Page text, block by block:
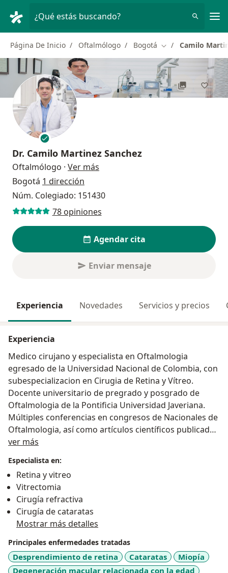
¿Qué estás buscando?
Página De Inicio Oftalmólogo Bogotá Cambiar de ciudad
Camilo
Dr. Camilo Martinez Sanchez
Oftalmólogo · Ver más
Bogotá 1 dirección
Núm. Colegiado: 151430
78 opiniones
Agendar cita
Enviar mensaje
Experiencia Novedades Servicios y precios
Experiencia
Medico cirujano y especialista en Oftalmologia
egresado de la Universidad Nacional de Colombia, con
subespecializacion en Cirugia de Retina y Vítreo.
Docente universitario de pregrado y posgrado de
Oftalmologia de la Pontificia Universidad Javeriana.
Múltiples conferencias en congresos de Nacionales de
Oftalmologia, así como artículos científicos publicados
en revistas internacionales.
ver más
Especialista en:
Retina y vitreo
Vitrectomia
Cirugía refractiva
Cirugía de cataratas
Mostrar más detalles
Principales enfermedades tratadas
Desprendimiento de retina Cataratas
Miopía
Degeneración macular relacionada con la edad